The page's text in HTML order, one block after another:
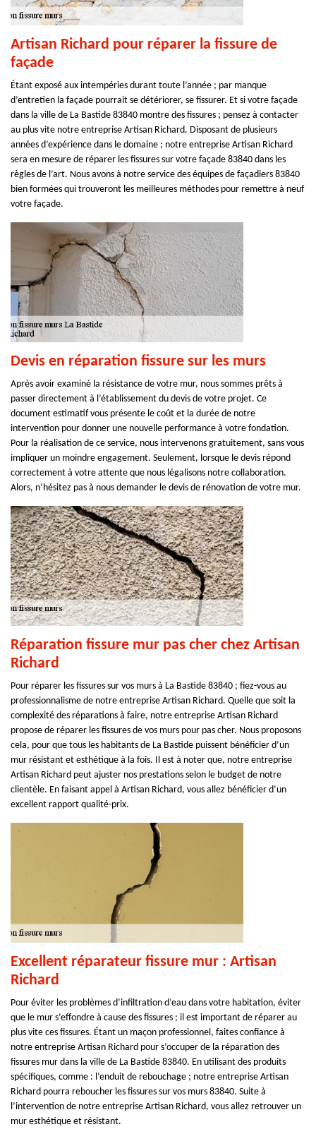
Artisan Richard pour réparer la fissure de
façade
Étant exposé aux intempéries durant toute l’année ; par manque
d’entretien la façade pourrait se détériorer, se fissurer. Et si votre façade
dans la ville de La Bastide 83840 montre des fissures ; pensez à contacter
au plus vite notre entreprise Artisan Richard. Disposant de plusieurs
années d’expérience dans le domaine ; notre entreprise Artisan Richard
sera en mesure de réparer les fissures sur votre façade 83840 dans les
règles de l’art. Nous avons à notre service des équipes de façadiers 83840
bien formées qui trouveront les meilleures méthodes pour remettre à neuf
votre façade.
Devis en réparation fissure sur les murs
Après avoir examiné la résistance de votre mur, nous sommes prêts à
passer directement à l’établissement du devis de votre projet. Ce
document estimatif vous présente le coût et la durée de notre
intervention pour donner une nouvelle performance à votre fondation.
Pour la réalisation de ce service, nous intervenons gratuitement, sans vous
impliquer un moindre engagement. Seulement, lorsque le devis répond
correctement à votre attente que nous légalisons notre collaboration.
Alors, n’hésitez pas à nous demander le devis de rénovation de votre mur.
Réparation fissure mur pas cher chez Artisan
Richard
Pour réparer les fissures sur vos murs à La Bastide 83840 ; fiez-vous au
professionnalisme de notre entreprise Artisan Richard. Quelle que soit la
complexité des réparations à faire, notre entreprise Artisan Richard
propose de réparer les fissures de vos murs pour pas cher. Nous proposons
cela, pour que tous les habitants de La Bastide puissent bénéficier d’un
mur résistant et esthétique à la fois. Il est à noter que, notre entreprise
Artisan Richard peut ajuster nos prestations selon le budget de notre
clientèle. En faisant appel à Artisan Richard, vous allez bénéficier d’un
excellent rapport qualité-prix.
Excellent réparateur fissure mur : Artisan
Richard
Pour éviter les problèmes d’infiltration d’eau dans votre habitation, éviter
que le mur s’effondre à cause des fissures ; il est important de réparer au
plus vite ces fissures. Étant un maçon professionnel, faites confiance à
notre entreprise Artisan Richard pour s’occuper de la réparation des
fissures mur dans la ville de La Bastide 83840. En utilisant des produits
spécifiques, comme : l’enduit de rebouchage ; notre entreprise Artisan
Richard pourra reboucher les fissures sur vos murs 83840. Suite à
l’intervention de notre entreprise Artisan Richard, vous allez retrouver un
mur esthétique et résistant.